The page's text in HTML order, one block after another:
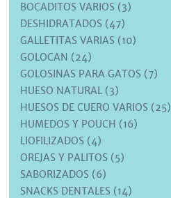
BOCADITOS VARIOS (3)
DESHIDRATADOS (47)
GALLETITAS VARIAS (10)
GOLOCAN (24)
GOLOSINAS PARA GATOS (7)
HUESO NATURAL (3)
HUESOS DE CUERO VARIOS (25)
HUMEDOS Y POUCH (16)
LIOFILIZADOS (4)
OREJAS Y PALITOS (5)
SABORIZADOS (6)
SNACKS DENTALES (14)